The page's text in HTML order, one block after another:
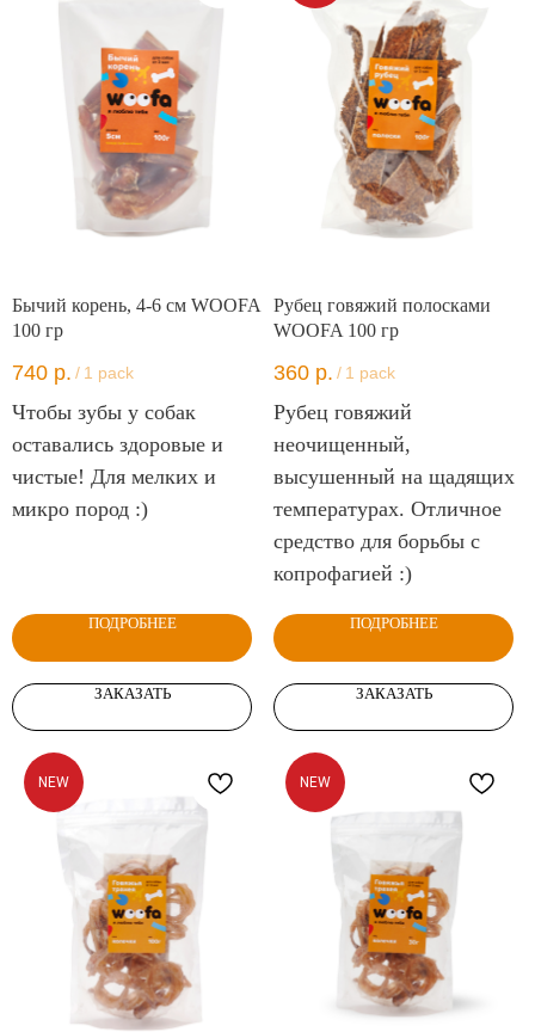
Бычий корень, 4-6 см WOOFA
100 гр
740 р. / 1 pack
Чтобы зубы у собак
оставались здоровые и
чистые! Для мелких и
микро пород :)
ПОДРОБНЕЕ
ЗАКАЗАТЬ
Рубец говяжий полосками
WOOFA 100 гр
360 р. / 1 pack
Рубец говяжий
неочищенный,
высушенный на щадящих
температурах. Отличное
средство для борьбы с
копрофагией :)
ПОДРОБНЕЕ
ЗАКАЗАТЬ
NEW NEW